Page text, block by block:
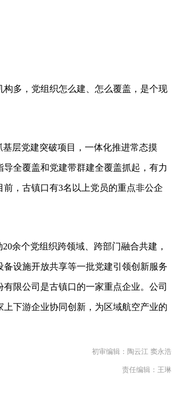
多，党组织怎么建、怎么覆盖，是个现
层党建突破项目，一体化推进常态摸
全覆盖和党建带群建全覆盖抓起，有力
，古镇口有3名以上党员的重点非公企
余个党组织跨领域、跨部门融合共建，
设施开放共享等一批党建引领创新服务
限公司是古镇口的一家重点企业。公司
下游企业协同创新，为区域航空产业的
初审编辑：陶云江 窦永浩
责任编辑：王琳